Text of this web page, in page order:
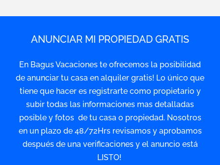
ANUNCIAR MI PROPIEDAD GRATIS
En Bagus Vacaciones te ofrecemos la posibilidad
de anunciar tu casa en alquiler gratis! Lo único que
tiene que hacer es registrarte como propietario y
subir todas las informaciones mas detalladas
posible y fotos de tu casa o propiedad. Nosotros
en un plazo de 48/72Hrs revisamos y aprobamos
después de una verificaciones y el anuncio está
LISTO!